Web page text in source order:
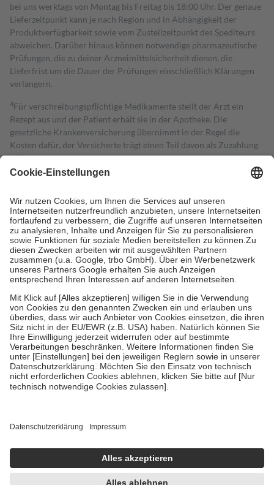
bei uns werktags von Montag bis Freitag bis 18:00 Uhr. Der genaue
Lieferzeitpunkt kann je nach Region und in Abhängigkeit der
Produktverfügbarkeit sowie vom Zustellzeitpunkt des Spediteurs
abweichen. Darüber hinaus können notwendige pharmazeutische
Prüfungen, die zu deiner Arzneimittelsicherheit dienen, die
Lieferfrist um die Dauer der Prüfungen einschließlich Klärungen
verlängern.
4Für verschreibungspflichtige Medikamente stellt der Arzt ein
Rezept aus und der Patient erhält sie in der Apotheke. Die
gesetzliche Krankenversicherung übernimmt in der Regel die
Kosten dafür, der Versicherte trägt einen Teil davon als Zuzahlung
mit.
Grundsätzlich leisten Mitglieder Zuzahlungen in Höhe von zehn
höchstens zehn Euro.
Es sind jedoch nie mehr als die tatsächlichen
Kosten der Leistung zu entrichten.
Diese Regeln gelten grundsätzlich auch für Online-Apotheken.
Bei Heilmitteln und häuslicher Krankenpflege beträgt die
Zuzahlung zehn Prozent der Kosten sowie zehn Euro je
Verordnung.
Um das Engagement der Versicherten für ihre eigene Gesundheit zu
stärken und die besondere Stellung der Familie zu unterstützen,
fallenkeine Zuzahlungenan bei:
• Kindern und Jugendlichen bis zum vollendeten 18. Lebensjahr
mit Ausnahme der Fahrkosten
• Untersuchungen zur Vorsorge und Früherkennung, die von der
GKV getragen werden
• empfohlenen Schutzimpfungen
• Harn- und Blutteststreifen
getroffen, um sicherzustellen, dass es sich um echte Bewertungen
https://help.etrusted.com/hc/de/articles/4419944605341
Einige Bilder und Inhalte wurden unter Zuhilfenahme künstlicher